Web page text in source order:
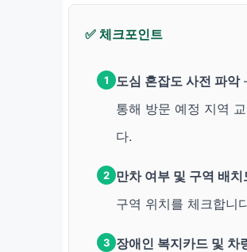
✅ 체크포인트
1 도심 혼잡도 사전 파악
통해 방문 예정 지역
다.
2 만차 여부 및 구역 배치
구역 위치를 체크합니
3 장애인 복지카드 및 차